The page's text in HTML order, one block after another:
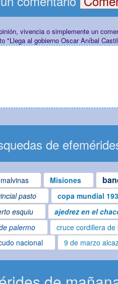
vivencia o simplemente un
"Llega al gobierno Oscar Aníbal
de
Misiones
pasto
copa mundial
esquiu
ajedrez en el
palermo
cruce cordillera de
nacional
9 de marzo